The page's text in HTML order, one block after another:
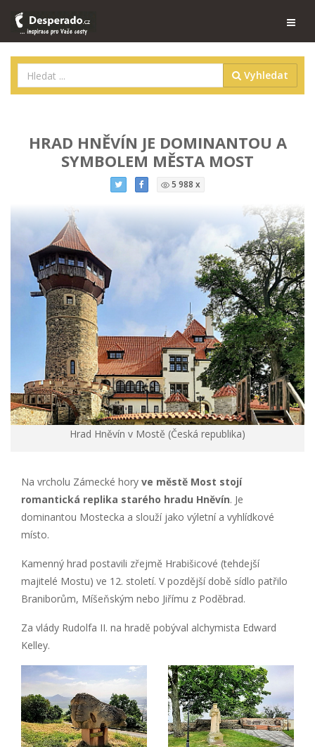
Vyhledat
HRAD HNĚVÍN JE DOMINANTOU A
SYMBOLEM MĚSTA MOST
5 988 x
Hrad Hněvín v Mostě (Česká republika)
Na vrcholu Zámecké hory ve městě Most stojí
romantická replika starého hradu Hněvín. Je
dominantou Mostecka a slouží jako výletní a vyhlídkové
místo.
Kamenný hrad postavili zřejmě Hrabišicové (tehdejší
majitelé Mostu) ve 12. století. V pozdější době sídlo patřilo
Braniborům, Míšeňským nebo Jiřímu z Poděbrad.
Za vlády Rudolfa II. na hradě pobýval alchymista Edward
Kelley.